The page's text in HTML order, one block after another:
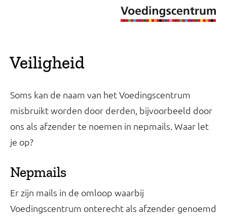
Veiligheid
Soms kan de naam van het Voedingscentrum
misbruikt worden door derden, bijvoorbeeld door
ons als afzender te noemen in nepmails. Waar let
je op?
Nepmails
Er zijn mails in de omloop waarbij
Voedingscentrum onterecht als afzender genoemd